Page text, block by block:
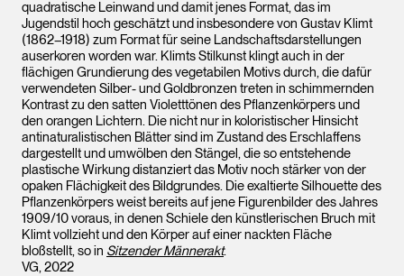
quadratische Leinwand und damit jenes Format, das im
Jugendstil hoch geschätzt und insbesondere von Gustav Klimt
(1862–1918) zum Format für seine Landschaftsdarstellungen
auserkoren worden war. Klimts Stilkunst klingt auch in der
flächigen Grundierung des vegetabilen Motivs durch, die dafür
verwendeten Silber- und Goldbronzen treten in schimmernden
Kontrast zu den satten Violetttönen des Pflanzenkörpers und
den orangen Lichtern. Die nicht nur in koloristischer Hinsicht
antinaturalistischen Blätter sind im Zustand des Erschlaffens
dargestellt und umwölben den Stängel, die so entstehende
plastische Wirkung distanziert das Motiv noch stärker von der
opaken Flächigkeit des Bildgrundes. Die exaltierte Silhouette des
Pflanzenkörpers weist bereits auf jene Figurenbilder des Jahres
1909/10 voraus, in denen Schiele den künstlerischen Bruch mit
Klimt vollzieht und den Körper auf einer nackten Fläche
bloßstellt, so in Sitzender Männerakt.
VG, 2022